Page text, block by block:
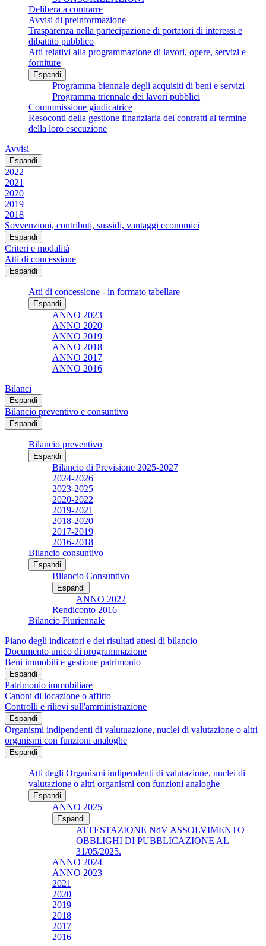
Delibera a contrarre
Avvisi di preinformazione
Trasparenza nella partecipazione di portatori di interessi e
dibattito pubblico
Atti relativi alla programmazione di lavori, opere, servizi e
forniture
Espandi
Programma biennale degli acquisiti di beni e servizi
Programma triennale dei lavori pubblici
Commmissione giudicatrice
Resoconti della gestione finanziaria dei contratti al termine
della loro esecuzione
Avvisi
Espandi
2022
2021
2020
2019
2018
Sovvenzioni, contributi, sussidi, vantaggi economici
Espandi
Criteri e modalità
Atti di concessione
Espandi
Atti di concessione - in formato tabellare
Espandi
ANNO 2023
ANNO 2020
ANNO 2019
ANNO 2018
ANNO 2017
ANNO 2016
Bilanci
Espandi
Bilancio preventivo e consuntivo
Espandi
Bilancio preventivo
Espandi
Bilancio di Previsione 2025-2027
2024-2026
2023-2025
2020-2022
2019-2021
2018-2020
2017-2019
2016-2018
Bilancio consuntivo
Espandi
Bilancio Consuntivo
Espandi
ANNO 2022
Rendiconto 2016
Bilancio Pluriennale
Piano degli indicatori e dei risultati attesi di bilancio
Documento unico di programmazione
Beni immobili e gestione patrimonio
Espandi
Patrimonio immobiliare
Canoni di locazione o affitto
Controlli e rilievi sull'amministrazione
Espandi
Organismi indipendenti di valutuazione, nuclei di valutazione o altri
organismi con funzioni analoghe
Espandi
Atti degli Organismi indipendenti di valutazione, nuclei di
valutazione o altri organismi con funzioni analoghe
Espandi
ANNO 2025
Espandi
ATTESTAZIONE NdV ASSOLVIMENTO
OBBLIGHI DI PUBBLICAZIONE AL
31/05/2025.
ANNO 2024
ANNO 2023
2021
2020
2019
2018
2017
2016